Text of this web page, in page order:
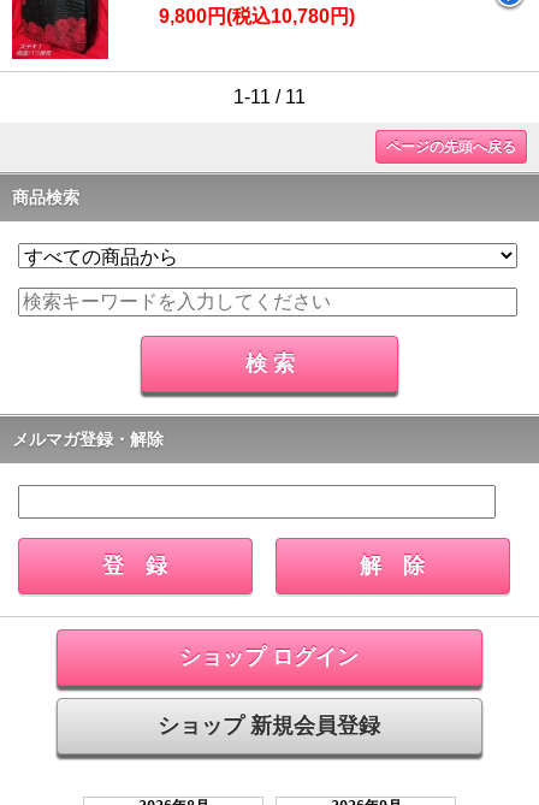
9,800円(税込10,780円)
1-11 / 11
ページの先頭へ戻る
商品検索
メルマガ登録・解除
ショップ ログイン
ショップ 新規会員登録